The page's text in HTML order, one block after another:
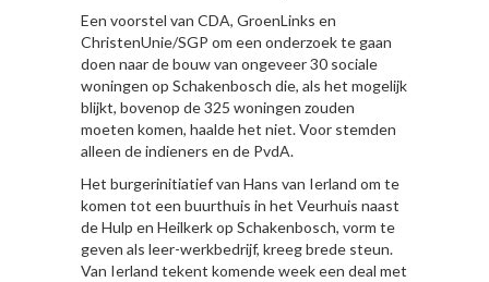
Een voorstel van CDA, GroenLinks en
ChristenUnie/SGP om een onderzoek te gaan
doen naar de bouw van ongeveer 30 sociale
woningen op Schakenbosch die, als het mogelijk
blijkt, bovenop de 325 woningen zouden
moeten komen, haalde het niet. Voor stemden
alleen de indieners en de PvdA.
Het burgerinitiatief van Hans van Ierland om te
komen tot een buurthuis in het Veurhuis naast
de Hulp en Heilkerk op Schakenbosch, vorm te
geven als leer-werkbedrijf, kreeg brede steun.
Van Ierland tekent komende week een deal met